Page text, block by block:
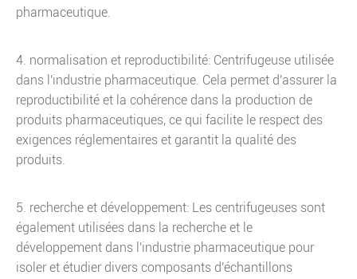
pharmaceutique.
4. normalisation et reproductibilité: Centrifugeuse utilisée
dans l'industrie pharmaceutique. Cela permet d'assurer la
reproductibilité et la cohérence dans la production de
produits pharmaceutiques, ce qui facilite le respect des
exigences réglementaires et garantit la qualité des
produits.
5. recherche et développement: Les centrifugeuses sont
également utilisées dans la recherche et le
développement dans l'industrie pharmaceutique pour
isoler et étudier divers composants d'échantillons